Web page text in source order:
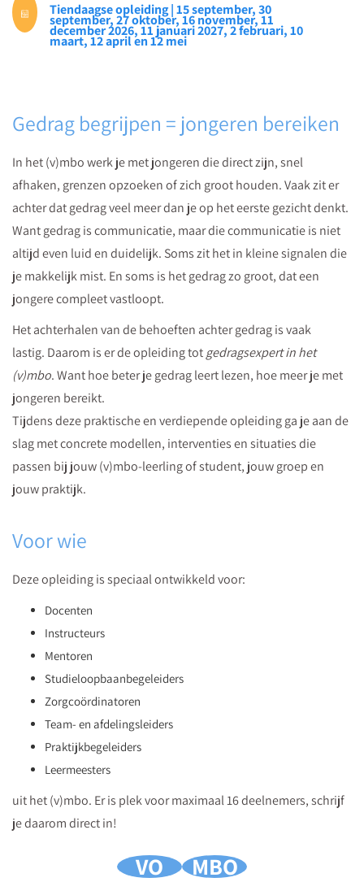
hoe
van
bepaalt
wat
ziet
wat
kunt
doen.
Elk
perspectief
geeft
jou
andere
invloed.
het
Lees
Tiendaagse opleiding | 15 september, 30
september, 27 oktober, 16 november, 11
december 2026, 11 januari 2027, 2 februari, 10
maart, 12 april en 12 mei
Gedrag begrijpen = jongeren bereiken
In het (v)mbo werk je met jongeren die direct zijn, snel
afhaken, grenzen opzoeken of zich groot houden. Vaak zit er
achter dat gedrag veel meer dan je op het eerste gezicht denkt.
Want gedrag is communicatie, maar die communicatie is niet
altijd even luid en duidelijk. Soms zit het in kleine signalen die
je makkelijk mist. En soms is het gedrag zo groot, dat een
jongere compleet vastloopt.
Het achterhalen van de behoeften achter gedrag is vaak
lastig. Daarom is erde opleiding totgedragsexpert in het
(v)mbo. Want hoe beter je gedrag leert lezen, hoe meer je met
jongeren bereikt.
Tijdens deze praktische en verdiepende opleiding ga je aan de
slag met concrete modellen, interventies en situaties die
passen bij jouw (v)mbo-leerling of student, jouw groep en
jouw praktijk.
Voor wie
Deze opleiding is speciaal ontwikkeld voor:
Docenten
Instructeurs
Mentoren
Studieloopbaanbegeleiders
Zorgcoördinatoren
Team- en afdelingsleiders
Praktijkbegeleiders
Leermeesters
uit het (v)mbo. Er is plek voor maximaal 16 deelnemers, schrijf
je daarom direct in!
VO MBO